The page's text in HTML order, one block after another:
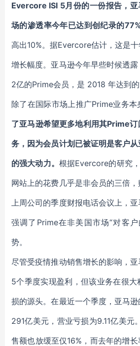
Evercore ISI 5月份的一份报告，
场的渗透率今年已达到创纪录的
高出10%。据Evercore估计，这是
增长幅度。亚马逊今年早些时候透
2亿的Prime会员，是 2018 年达到的
除了在国际市场上推广Prime业务本
了亚马逊希望更多地利用其Prime
务，因为会员计划已被证明是客户
的强大动力。 根据Evercore的研究
网站上的花费几乎是非会员的三倍
上周公司的季度财报电话会议上，
强调了Prime在非美国市场“对客
势。
尽管受疫情推动销售增长的影响，
5个季度实现盈利，但该业务在很
损的源头。在最近一个季度，亚马
291亿美元，营业亏损为9.11亿美元
售额也放缓至仅16%，而去年的增